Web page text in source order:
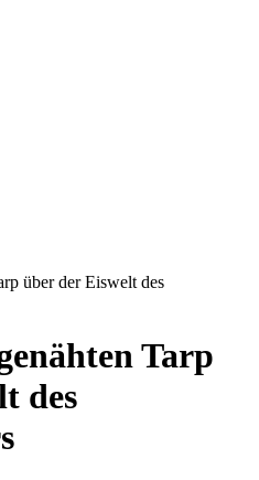
über der Eiswelt des
Tarp
des